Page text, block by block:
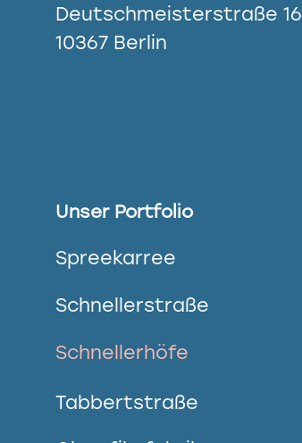
Deutschmeisterstraße 16
10367 Berlin
Unser Portfolio
Spreekarree
Schnellerstraße
Schnellerhöfe
Tabbertstraße